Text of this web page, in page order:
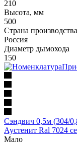
210
Высота, мм
500
Страна производства
Россия
Диаметр дымохода
150
Сэндвич 0,5м (304/
Аустенит Ral 7024
Мало